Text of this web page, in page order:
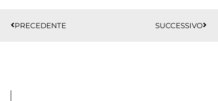
PRECEDENTE
SUCCESSIVO